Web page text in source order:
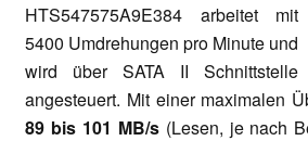
HTS547575A9E384 arbeitet mit
5400 Umdrehungen pro Minute und
wird über SATA II Schnittstelle
angesteuert. Mit einer maximalen
89 bis 101 MB/s(Lesen, je nach